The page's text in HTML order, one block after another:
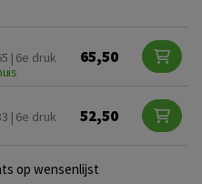
| 6e druk
65,50
| 6e druk
52,50
op wensenlijst